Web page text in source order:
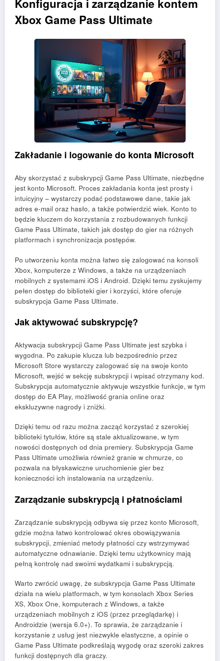
Konfiguracja i zarządzanie kontem
Xbox Game Pass Ultimate
Zakładanie i logowanie do konta Microsoft
Aby skorzystać z subskrypcji Game Pass Ultimate, niezbędne
jest konto Microsoft. Proces zakładania konta jest prosty i
intuicyjny – wystarczy podać podstawowe dane, takie jak
adres e-mail oraz hasło, a także potwierdzić wiek. Konto to
będzie kluczem do korzystania z rozbudowanych funkcji
Game Pass Ultimate, takich jak dostęp do gier na różnych
platformach i synchronizacja postępów.
Po utworzeniu konta można łatwo się zalogować na konsoli
Xbox, komputerze z Windows, a także na urządzeniach
mobilnych z systemami iOS i Android. Dzięki temu zyskujemy
pełen dostęp do biblioteki gier i korzyści, które oferuje
subskrypcja Game Pass Ultimate.
Jak aktywować subskrypcję?
Aktywacja subskrypcji Game Pass Ultimate jest szybka i
wygodna. Po zakupie klucza lub bezpośrednio przez
Microsoft Store wystarczy zalogować się na swoje konto
Microsoft, wejść w sekcję subskrypcji i wpisać otrzymany kod.
Subskrypcja automatycznie aktywuje wszystkie funkcje, w tym
dostęp do EA Play, możliwość grania online oraz
ekskluzywne nagrody i zniżki.
Dzięki temu od razu można zacząć korzystać z szerokiej
biblioteki tytułów, które są stale aktualizowane, w tym
nowości dostępnych od dnia premiery. Subskrypcja Game
Pass Ultimate umożliwia również granie w chmurze, co
pozwala na błyskawiczne uruchomienie gier bez
konieczności ich instalowania na urządzeniu.
Zarządzanie subskrypcją i płatnościami
Zarządzanie subskrypcją odbywa się przez konto Microsoft,
gdzie można łatwo kontrolować okres obowiązywania
subskrypcji, zmieniać metody płatności czy wstrzymywać
automatyczne odnawianie. Dzięki temu użytkownicy mają
pełną kontrolę nad swoimi wydatkami i subskrypcją.
Warto zwrócić uwagę, że subskrypcja Game Pass Ultimate
działa na wielu platformach, w tym konsolach Xbox Series
XS, Xbox One, komputerach z Windows, a także
urządzeniach mobilnych z iOS (przez przeglądarkę) i
Androidzie (wersja 6.0+). To sprawia, że zarządzanie i
korzystanie z usług jest niezwykle elastyczne, a opinie o
Game Pass Ultimate podkreślają wygodę oraz szeroki zakres
funkcji dostępnych dla graczy.